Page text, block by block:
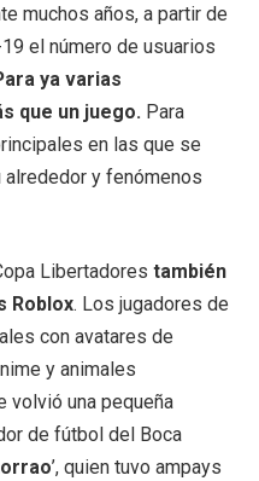
muchos años, a partir de
el número de usuarios
ya varias
que un juego. Para
en las que se
alrededor y fenómenos
Libertadores también
Roblox. Los jugadores de
con avatares de
y animales
volvió una pequeña
de fútbol del Boca
’, quien tuvo ampays